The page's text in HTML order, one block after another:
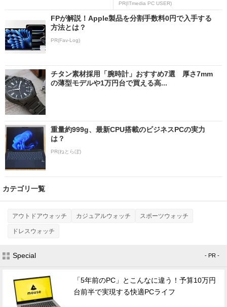
PR(ITmedia PC USER)
FPが解説！Apple製品を分割手数料0円で入手する
方法とは？
PR(Fav-Log)
チタン素材採用「腕時計」おすすめ7選 厚さ7mm
の薄型モデルや1万円台で買える高...
重量約999g、最新CPU搭載のビジネスPCの実力
は？
PR(ねとらぼ)
カテゴリ一覧
アウトドアウォッチ カジュアルウォッチ スポーツウォッチ
ドレスウォッチ
Special - PR -
「5年前のPC」とこんなに違う！予算10万円
台前半で実現する快適PCライフ